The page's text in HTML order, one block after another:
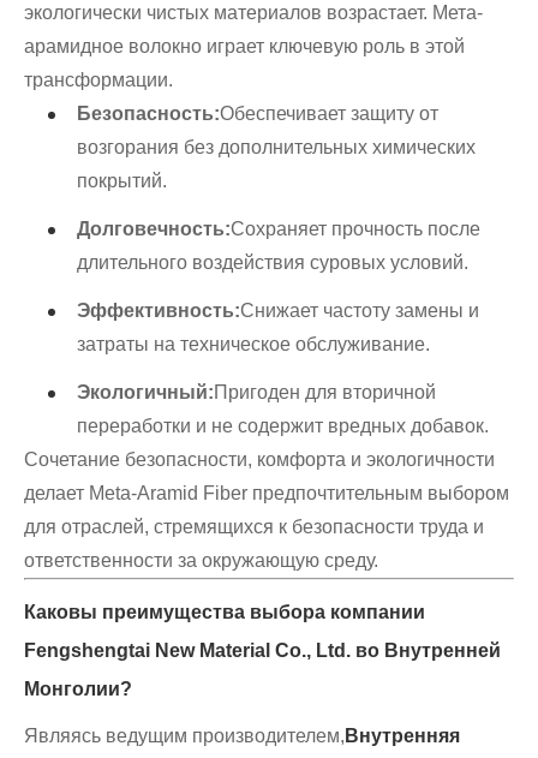
экологически чистых материалов возрастает. Мета-
арамидное волокно играет ключевую роль в этой
трансформации.
Безопасность:Обеспечивает защиту от
возгорания без дополнительных химических
покрытий.
Долговечность:Сохраняет прочность после
длительного воздействия суровых условий.
Эффективность:Снижает частоту замены и
затраты на техническое обслуживание.
Экологичный:Пригоден для вторичной
переработки и не содержит вредных добавок.
Сочетание безопасности, комфорта и экологичности
делает Meta-Aramid Fiber предпочтительным выбором
для отраслей, стремящихся к безопасности труда и
ответственности за окружающую среду.
Каковы преимущества выбора компании
Fengshengtai New Material Co., Ltd. во Внутренней
Монголии?
Являясь ведущим производителем, Внутренняя